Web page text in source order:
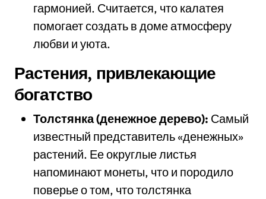
гармонией. Считается, что калатея
помогает создать в доме атмосферу
любви и уюта.
Растения, привлекающие
богатство
Толстянка (денежное дерево): Самый
известный представитель «денежных»
растений. Ее округлые листья
напоминают монеты, что и породило
поверье о том, что толстянка